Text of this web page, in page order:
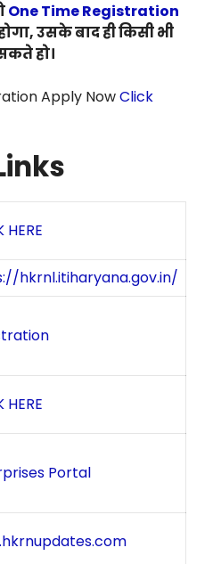
One Time Registration
उसके बाद ही किसी भी
हो।
Apply NowClick
HERE
hkrnl.itiharyana.gov.in/
HERE
Portal